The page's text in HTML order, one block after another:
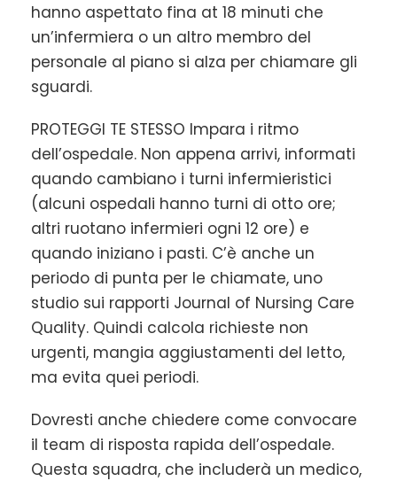
hanno aspettato fina at 18 minuti che
un’infermiera o un altro membro del
personale al piano si alza per chiamare gli
sguardi.
PROTEGGI TE STESSO Impara i ritmo
dell’ospedale. Non appena arrivi, informati
quando cambiano i turni infermieristici
(alcuni ospedali hanno turni di otto ore;
altri ruotano infermieri ogni 12 ore) e
quando iniziano i pasti. C’è anche un
periodo di punta per le chiamate, uno
studio sui rapporti Journal of Nursing Care
Quality. Quindi calcola richieste non
urgenti, mangia aggiustamenti del letto,
ma evita quei periodi.
Dovresti anche chiedere come convocare
il team di risposta rapida dell’ospedale.
Questa squadra, che includerà un medico,